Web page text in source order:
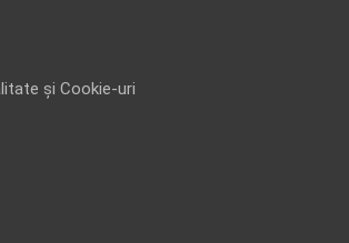
și Cookie-uri